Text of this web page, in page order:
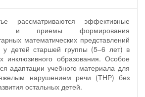
рассматриваются эффективные
и приемы формирования
математических представлений
детей старшей группы (5–6 лет) в
инклюзивного образования. Особое
адаптации учебного материала для
нарушением речи (ТНР) без
остальных детей.